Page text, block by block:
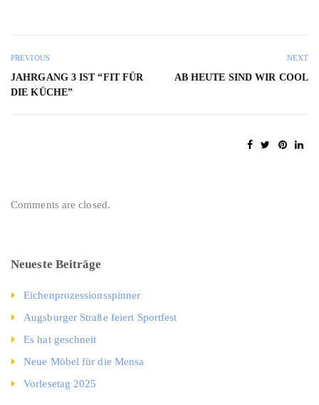
PREVIOUS
JAHRGANG 3 IST “FIT FÜR
DIE KÜCHE”
NEXT
AB HEUTE SIND WIR COOL
Comments are closed.
Neueste Beiträge
Eichenprozessionsspinner
Augsburger Straße feiert Sportfest
Es hat geschneit
Neue Möbel für die Mensa
Vorlesetag 2025